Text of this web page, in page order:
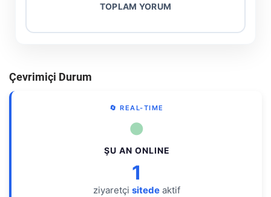
TOPLAM YORUM
Çevrimiçi Durum
🔄 REAL-TIME
●
ŞU AN ONLINE
1
ziyaretçi sitede aktif